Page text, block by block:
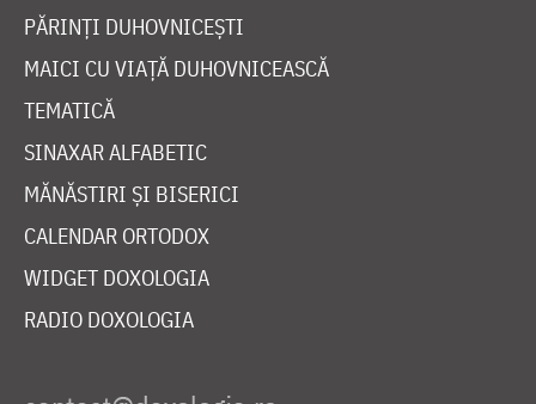
PĂRINȚI DUHOVNICEȘTI
MAICI CU VIAȚĂ DUHOVNICEASCĂ
TEMATICĂ
SINAXAR ALFABETIC
MĂNĂSTIRI ȘI BISERICI
CALENDAR ORTODOX
WIDGET DOXOLOGIA
RADIO DOXOLOGIA